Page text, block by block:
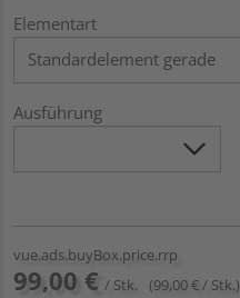
Elementart
Ausführung
vue.ads.buyBox.price.rrp
99,00 € / Stk. (99,00 € / Stk.)